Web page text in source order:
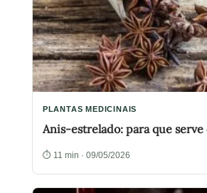
PLANTAS MEDICINAIS
Anis-estrelado: para que serve
⏱ 11 min · 09/05/2026